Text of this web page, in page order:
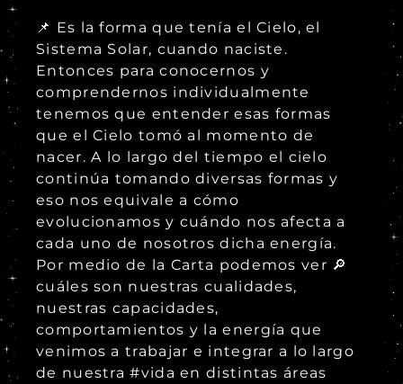
📌 Es la forma que tenía el Cielo, el
Sistema Solar, cuando naciste.
Entonces para conocernos y
comprendernos individualmente
tenemos que entender esas formas
que el Cielo tomó al momento de
nacer. A lo largo del tiempo el cielo
continúa tomando diversas formas y
eso nos equivale a cómo
evolucionamos y cuándo nos afecta a
cada uno de nosotros dicha energía.
Por medio de la Carta podemos ver 🔎
cuáles son nuestras cualidades,
nuestras capacidades,
comportamientos y la energía que
venimos a trabajar e integrar a lo largo
de nuestra #vida en distintas áreas